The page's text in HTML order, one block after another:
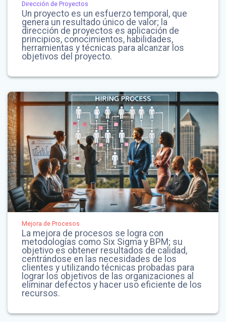
Dirección de Proyectos
Un proyecto es un esfuerzo temporal, que
genera un resultado único de valor; la
dirección de proyectos es aplicación de
principios, conocimientos, habilidades,
herramientas y técnicas para alcanzar los
objetivos del proyecto.
Mejora de Procesos
La mejora de procesos se logra con
metodologías como Six Sigma y BPM; su
objetivo es obtener resultados de calidad,
centrándose en las necesidades de los
clientes y utilizando técnicas probadas para
lograr los objetivos de las organizaciones al
eliminar defectos y hacer uso eficiente de los
recursos.